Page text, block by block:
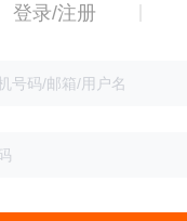
登录/注册